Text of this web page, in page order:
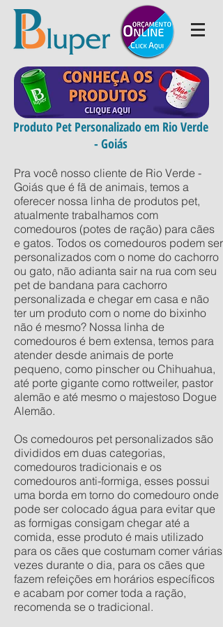
Produto Pet Personalizado em Rio Verde
- Goiás
Pra você nosso cliente de Rio Verde -
Goiás que é fã de animais, temos a
oferecer nossa linha de produtos pet,
atualmente trabalhamos com
comedouros (potes de ração) para cães
e gatos. Todos os comedouros podem ser
personalizados com o nome do cachorro
ou gato, não adianta sair na rua com seu
pet de bandana para cachorro
personalizada e chegar em casa e não
ter um produto com o nome do bixinho
não é mesmo? Nossa linha de
comedouros é bem extensa, temos para
atender desde animais de porte
pequeno, como pinscher ou Chihuahua,
até porte gigante como rottweiler, pastor
alemão e até mesmo o majestoso Dogue
Alemão.
Os comedouros pet personalizados são
divididos em duas categorias,
comedouros tradicionais e os
comedouros anti-formiga, esses possui
uma borda em torno do comedouro onde
pode ser colocado água para evitar que
as formigas consigam chegar até a
comida, esse produto é mais utilizado
para os cães que costumam comer várias
vezes durante o dia, para os cães que
fazem refeições em horários específicos
e acabam por comer toda a ração,
recomenda se o tradicional.